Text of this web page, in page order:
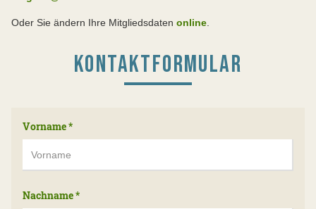
Oder Sie ändern Ihre Mitgliedsdaten online
KONTAKTFORMULAR
Vorname*
Nachname*